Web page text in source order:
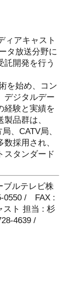
ィアキャスト
タ放送分野に
託開発を行う
を始め、コン
デジタルデー
経験と実績を
品群は、
、CATV局、
採用され、
スタンダード
ブルテレビ株
0550 / FAX :
スト 担当 : 杉
4639 /